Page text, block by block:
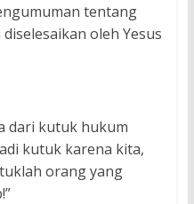
tentang
oleh Yesus
dari kutuk hukum
kutuk karena kita,
orang yang